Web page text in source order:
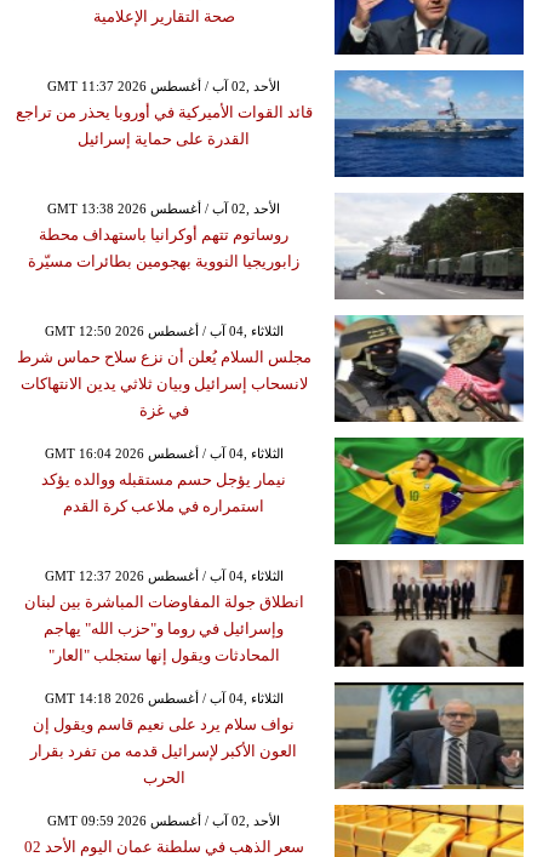
صحة التقارير الإعلامية
GMT 11:37 2026 الأحد ,02 آب / أغسطس
قائد القوات الأميركية في أوروبا يحذر من تراجع
القدرة على حماية إسرائيل
GMT 13:38 2026 الأحد ,02 آب / أغسطس
روساتوم تتهم أوكرانيا باستهداف محطة
زابوريجيا النووية بهجومين بطائرات مسيّرة
GMT 12:50 2026 الثلاثاء ,04 آب / أغسطس
مجلس السلام يُعلن أن نزع سلاح حماس شرط
لانسحاب إسرائيل وبيان ثلاثي يدين الانتهاكات
في غزة
GMT 16:04 2026 الثلاثاء ,04 آب / أغسطس
نيمار يؤجل حسم مستقبله ووالده يؤكد
استمراره في ملاعب كرة القدم
GMT 12:37 2026 الثلاثاء ,04 آب / أغسطس
انطلاق جولة المفاوضات المباشرة بين لبنان
وإسرائيل في روما و"حزب الله" يهاجم
المحادثات ويقول إنها ستجلب "العار"
GMT 14:18 2026 الثلاثاء ,04 آب / أغسطس
نواف سلام يرد على نعيم قاسم ويقول إن
العون الأكبر لإسرائيل قدمه من تفرد بقرار
الحرب
GMT 09:59 2026 الأحد ,02 آب / أغسطس
سعر الذهب في سلطنة عمان اليوم الأحد 02